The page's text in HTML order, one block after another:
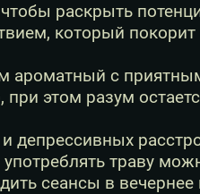
раскрыть
который покорит
ароматный с
этом разум
депрессивных
траву
сеансы в вечернее